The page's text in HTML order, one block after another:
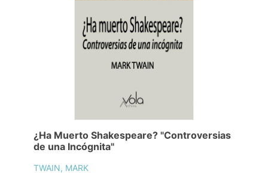
¿Ha Muerto Shakespeare? "Controversias
de una Incógnita"
TWAIN, MARK